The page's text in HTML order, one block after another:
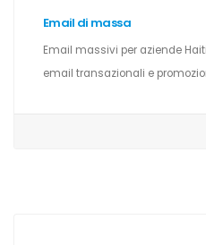
Email di massa
Email massivi per aziende
email transazionali e